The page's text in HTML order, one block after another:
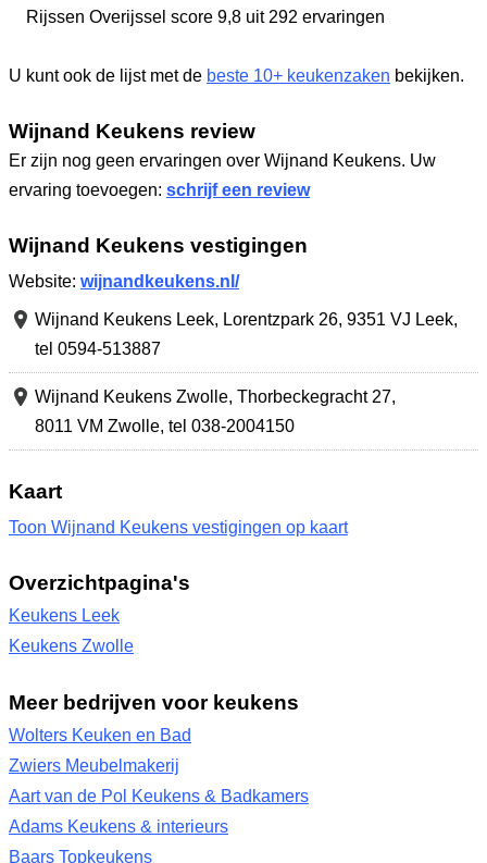
Rijssen Overijssel score 9,8 uit 292 ervaringen
U kunt ook de lijst met de beste 10+ keukenzaken bekijken.
Wijnand Keukens review
Er zijn nog geen ervaringen over Wijnand Keukens. Uw
ervaring toevoegen: schrijf een review
Wijnand Keukens vestigingen
Website: wijnandkeukens.nl/
Wijnand Keukens Leek, Lorentzpark 26, 9351 VJ Leek,
tel 0594-513887
Wijnand Keukens Zwolle, Thorbeckegracht 27,
8011 VM Zwolle, tel 038-2004150
Kaart
Toon Wijnand Keukens vestigingen op kaart
Overzichtpagina's
Keukens Leek
Keukens Zwolle
Meer bedrijven voor keukens
Wolters Keuken en Bad
Zwiers Meubelmakerij
Aart van de Pol Keukens & Badkamers
Adams Keukens & interieurs
Baars Topkeukens